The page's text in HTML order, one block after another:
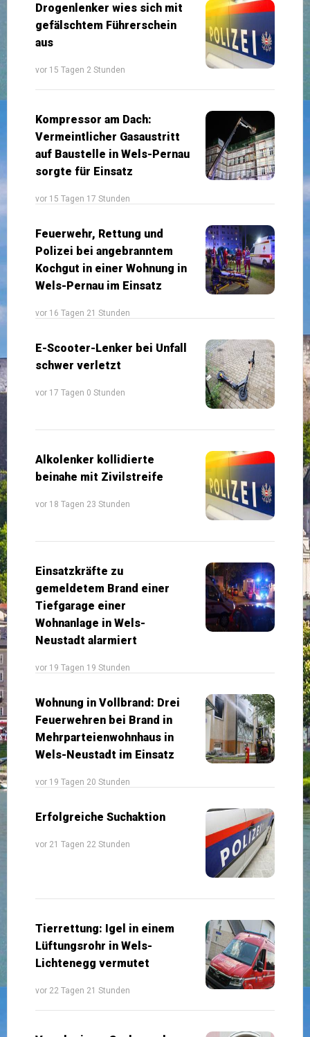
Drogenlenker wies sich mit
gefälschtem Führerschein
aus
vor 15 Tagen 2 Stunden
Kompressor am Dach:
Vermeintlicher Gasaustritt
auf Baustelle in Wels-Pernau
sorgte für Einsatz
vor 15 Tagen 17 Stunden
Feuerwehr, Rettung und
Polizei bei angebranntem
Kochgut in einer Wohnung in
Wels-Pernau im Einsatz
vor 16 Tagen 21 Stunden
E-Scooter-Lenker bei Unfall
schwer verletzt
vor 17 Tagen 0 Stunden
Alkolenker kollidierte
beinahe mit Zivilstreife
vor 18 Tagen 23 Stunden
Einsatzkräfte zu
gemeldetem Brand einer
Tiefgarage einer
Wohnanlage in Wels-
Neustadt alarmiert
vor 19 Tagen 19 Stunden
Wohnung in Vollbrand: Drei
Feuerwehren bei Brand in
Mehrparteienwohnhaus in
Wels-Neustadt im Einsatz
vor 19 Tagen 20 Stunden
Erfolgreiche Suchaktion
vor 21 Tagen 22 Stunden
Tierrettung: Igel in einem
Lüftungsrohr in Wels-
Lichtenegg vermutet
vor 22 Tagen 21 Stunden